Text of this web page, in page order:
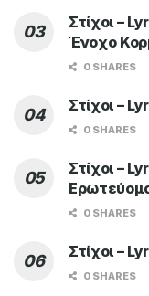
Στίχοι –
Ένοχο
0 SHARES
Στίχοι –
0 SHARES
Στίχοι –
0 SHARES
Στίχοι –
0 SHARES